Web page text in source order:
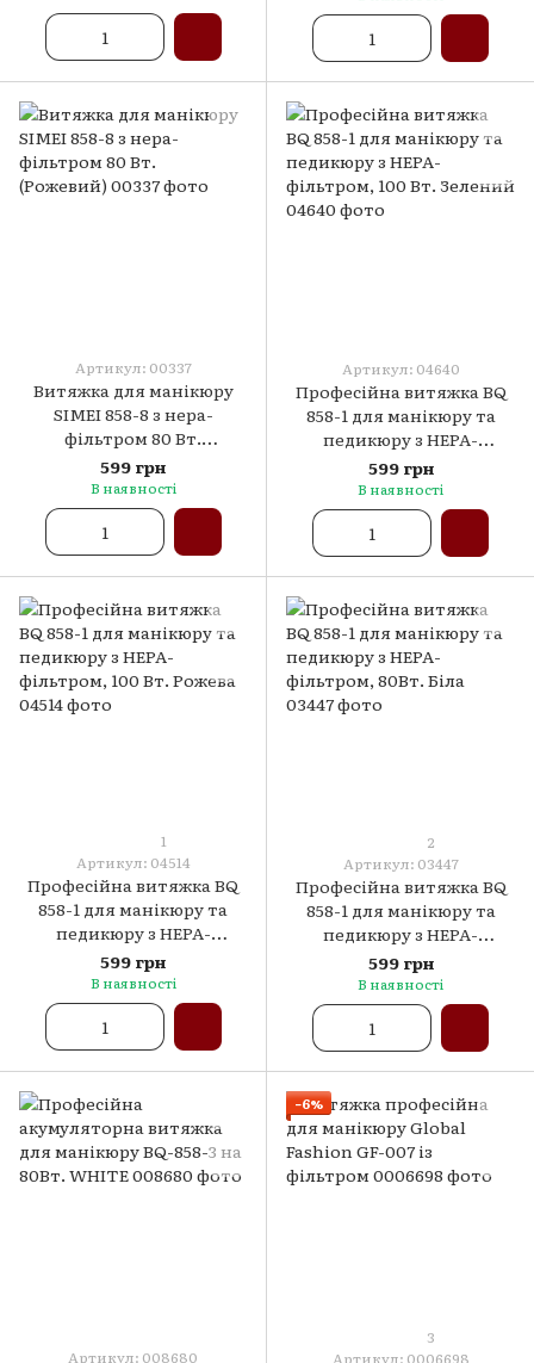
Артикул: 00337
Витяжка для манікюру
SIMEI 858-8 з нера-
фільтром 80 Вт.
(Рожевий)
599 грн
В наявності
Артикул: 04640
Професійна витяжка BQ
858-1 для манікюру та
педикюру з НЕРА-
фільтром, 100 Вт. Зелений
599 грн
В наявності
1
Артикул: 04514
Професійна витяжка BQ
858-1 для манікюру та
педикюру з НЕРА-
фільтром, 100 Вт. Рожева
599 грн
В наявності
2
Артикул: 03447
Професійна витяжка BQ
858-1 для манікюру та
педикюру з НЕРА-
фільтром, 80Вт. Біла
599 грн
В наявності
Артикул: 008680
−6%
3
Артикул: 0006698